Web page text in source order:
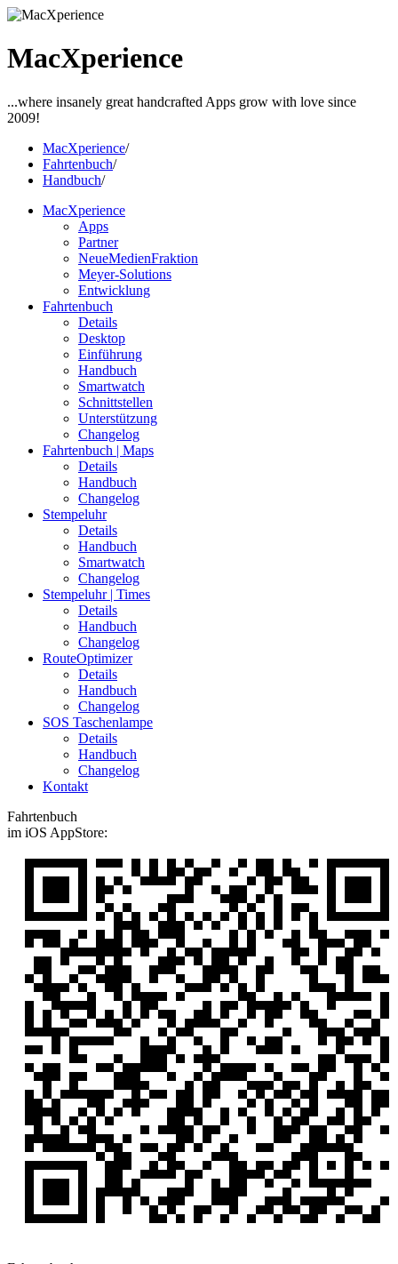
MacXperience
...where insanely great handcrafted Apps grow with love since
2009!
MacXperience/
Fahrtenbuch/
Handbuch/
MacXperience
Apps
Partner
NeueMedienFraktion
Meyer-Solutions
Entwicklung
Fahrtenbuch
Details
Desktop
Einführung
Handbuch
Smartwatch
Schnittstellen
Unterstützung
Changelog
Fahrtenbuch | Maps
Details
Handbuch
Changelog
Stempeluhr
Details
Handbuch
Smartwatch
Changelog
Stempeluhr | Times
Details
Handbuch
Changelog
RouteOptimizer
Details
Handbuch
Changelog
SOS Taschenlampe
Details
Handbuch
Changelog
Kontakt
Fahrtenbuch
im iOS AppStore: